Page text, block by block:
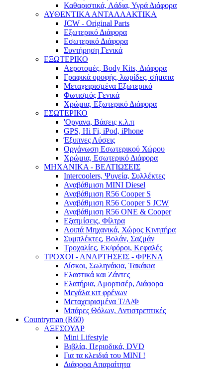
Καθαριστικά, Λάδια, Υγρά Διάφορα
ΑΥΘΕΝΤΙΚΑ ΑΝΤΑΛΛΑΚΤΙΚΑ
JCW - Original Parts
Εξωτερικό Διάφορα
Εσωτερικό Διάφορα
Συντήρηση Γενικά
ΕΞΩΤΕΡΙΚΟ
Αεροτομές, Body Kits, Διάφορα
Γραφικά οροφής, λωρίδες, σήματα
Μεταχειρισμένα Εξωτερικό
Φωτισμός Γενικά
Χρώμια, Εξωτερικό Διάφορα
ΕΣΩΤΕΡΙΚΟ
'Οργανα, Βάσεις κ.λ.π
GPS, Hi Fi, iPod, iPhone
Έξυπνες Λύσεις
Οργάνωση Εσωτερικού Χώρου
Χρώμια, Εσωτερικό Διάφορα
ΜΗΧΑΝΙΚΑ - ΒΕΛΤΙΩΣΕΙΣ
Intercoolers, Ψυγεία, Συλλέκτες
Αναβάθμιση MINI Diesel
Αναβάθμιση R56 Cooper S
Αναβάθμιση R56 Cooper S JCW
Αναβάθμιση R56 ONE & Cooper
Εξατμίσεις, Φίλτρα
Λοιπά Μηχανικά, Χώρος Κινητήρα
Συμπλέκτες, Βολάν, Σαζμάν
Τροχαλίες, Εκ/φόροι, Κεφαλές
ΤΡΟΧΟΙ - ΑΝΑΡΤΗΣΕΙΣ - ΦΡΕΝΑ
Δίσκοι, Σωληνάκια, Τακάκια
Ελαστικά και Ζάντες
Ελατήρια, Αμορτισέρ, Διάφορα
Μεγάλα κιτ φρένων
Μεταχειρισμένα Τ/Α/Φ
Μπάρες Θόλων, Αντιστρεπτικές
Countryman (R60)
ΑΞΕΣΟΥΑΡ
Mini Lifestyle
Βιβλία, Περιοδικά, DVD
Για τα κλειδιά του MINI !
Διάφορα Απαραίτητα